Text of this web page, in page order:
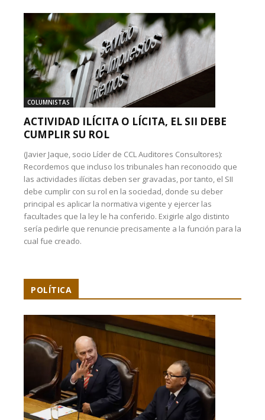
COLUMNISTAS
ACTIVIDAD ILÍCITA O LÍCITA, EL SII DEBE
CUMPLIR SU ROL
(Javier Jaque, socio Líder de CCL Auditores Consultores):
Recordemos que incluso los tribunales han reconocido que
las actividades ilícitas deben ser gravadas, por tanto, el SII
debe cumplir con su rol en la sociedad, donde su deber
principal es aplicar la normativa vigente y ejercer las
facultades que la ley le ha conferido. Exigirle algo distinto
sería pedirle que renuncie precisamente a la función para la
cual fue creado.
POLÍTICA